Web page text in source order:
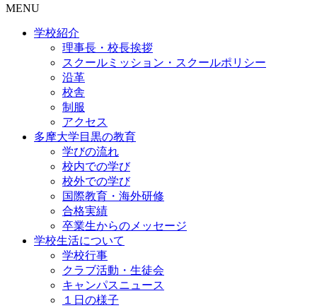
MENU
学校紹介
理事長・校長挨拶
スクールミッション・スクールポリシー
沿革
校舎
制服
アクセス
多摩大学目黒の教育
学びの流れ
校内での学び
校外での学び
国際教育・海外研修
合格実績
卒業生からのメッセージ
学校生活について
学校行事
クラブ活動・生徒会
キャンパスニュース
１日の様子